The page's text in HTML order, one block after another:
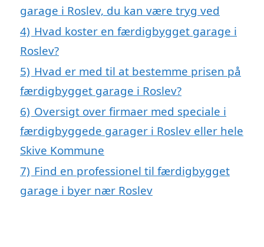
garage i Roslev, du kan være tryg ved
4) Hvad koster en færdigbygget garage i
Roslev?
5) Hvad er med til at bestemme prisen på
færdigbygget garage i Roslev?
6) Oversigt over firmaer med speciale i
færdigbyggede garager i Roslev eller hele
Skive Kommune
7) Find en professionel til færdigbygget
garage i byer nær Roslev